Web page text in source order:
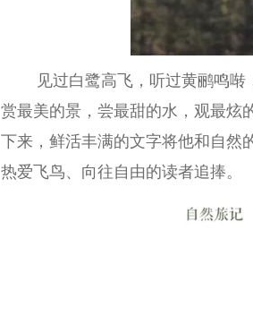
见过白鹭高飞，听过黄鹂鸣啭，
赏最美的景，尝最甜的水，观最炫
下来，鲜活丰满的文字将他和自
热爱飞鸟、向往自由的读者追捧。